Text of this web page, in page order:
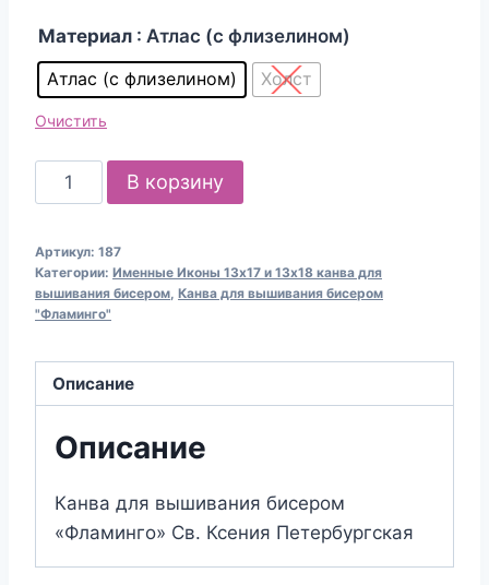
Материал : Атлас (с флизелином)
Атлас (с флизелином)
Холст
Очистить
Количество
товара
для
вышивания
бисером
Св.
Ксения
Петербургская
В корзину
Артикул: 187
Категории: Именные Иконы 13х17 и 13х18 канва для
вышивания бисером Канва для вышивания бисером
"Фламинго"
Описание
Описание
Канва для вышивания бисером
«Фламинго» Св. Ксения Петербургская